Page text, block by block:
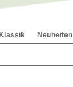
Klassik Neuheiten